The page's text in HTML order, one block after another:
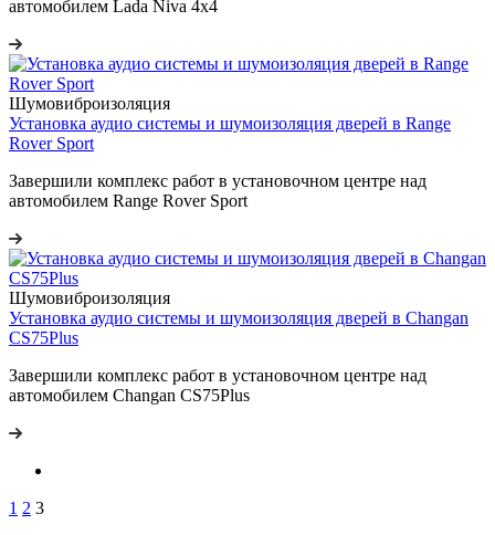
автомобилем Lada Niva 4x4
Шумовиброизоляция
Установка аудио системы и шумоизоляция дверей в Range
Rover Sport
Завершили комплекс работ в установочном центре над
автомобилем Range Rover Sport
Шумовиброизоляция
Установка аудио системы и шумоизоляция дверей в Changan
CS75Plus
Завершили комплекс работ в установочном центре над
автомобилем Changan CS75Plus
1 2 3